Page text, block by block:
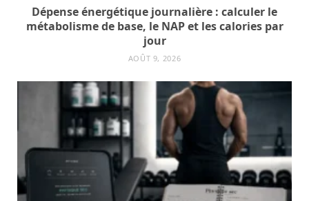
Dépense énergétique journalière : calculer le
métabolisme de base, le NAP et les calories par
jour
AOÛT 9, 2026